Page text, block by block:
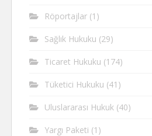
Röportajlar (1)
Sağlık Hukuku (29)
Ticaret Hukuku (174)
Tüketici Hukuku (41)
Uluslararası Hukuk (40)
Yargı Paketi (1)